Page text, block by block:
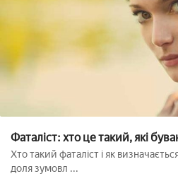
Фаталіст: хто це такий, які
Хто такий фаталіст і як
доля зумовл ...